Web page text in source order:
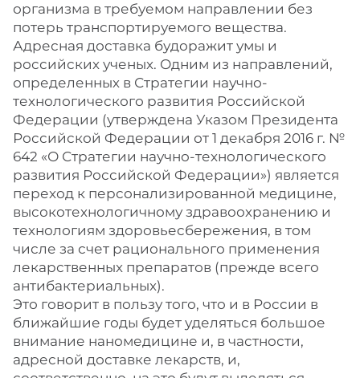
организма в требуемом направлении без
потерь транспортируемого вещества.
Адресная доставка будоражит умы и
российских ученых. Одним из направлений,
определенных в Стратегии научно-
технологического развития Российской
Федерации (утверждена Указом Президента
Российской Федерации от 1 декабря 2016 г. №
642 «О Стратегии научно-технологического
развития Российской Федерации») является
переход к персонализированной медицине,
высокотехнологичному здравоохранению и
технологиям здоровьесбережения, в том
числе за счет рационального применения
лекарственных препаратов (прежде всего
антибактериальных).
Это говорит в пользу того, что и в России в
ближайшие годы будет уделяться большое
внимание наномедицине и, в частности,
адресной доставке лекарств, и,